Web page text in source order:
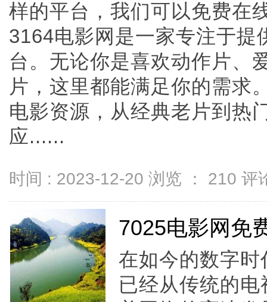
样的平台，我们可以免费在
3164电影网是一家专注于提
台。无论你是喜欢动作片、
片，这里都能满足你的需求
电影资源，从经典老片到热
应......
时间 : 2023-12-20 浏览 ： 210 评
7025电影网免
在如今的数字
已经从传统的